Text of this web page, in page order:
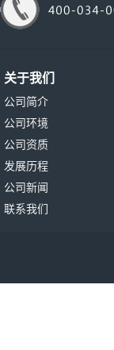
关于我们
公司简介
公司环境
公司资质
发展历程
公司新闻
联系我们